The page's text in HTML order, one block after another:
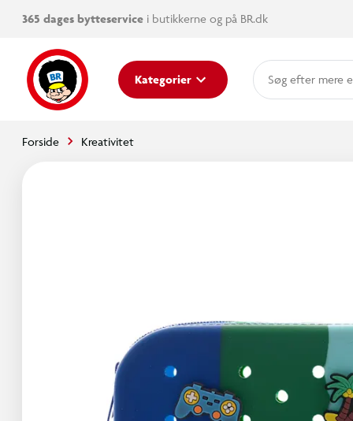
365 dages bytteservice i butikkerne og på BR.dk
Kategorier mere
Forside Kreativitet